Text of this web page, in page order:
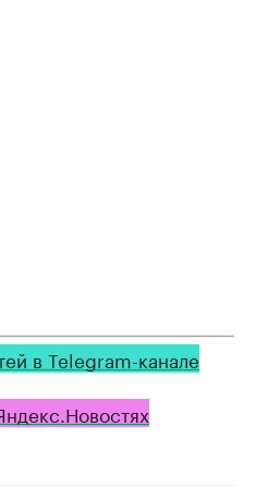
в Telegram-канале